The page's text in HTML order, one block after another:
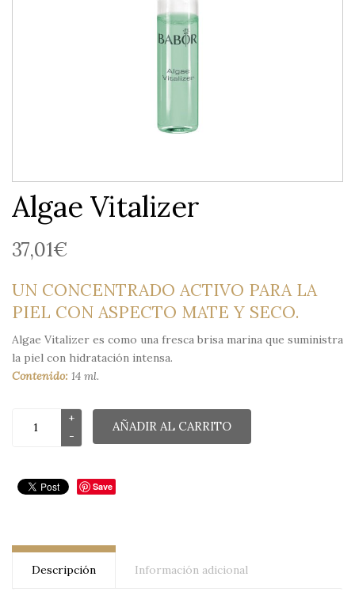
Algae Vitalizer
37,01€
UN CONCENTRADO ACTIVO PARA LA
PIEL CON ASPECTO MATE Y SECO.
Algae Vitalizer es como una fresca brisa marina que suministra
la piel con hidratación intensa.
Contenido: 14 ml.
AÑADIR AL CARRITO
Save
Descripción Información adicional